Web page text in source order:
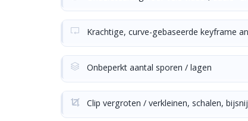
Krachtige, curve-gebaseerde keyframe
Onbeperkt aantal sporen / lagen
Clip vergroten / verkleinen, schalen,